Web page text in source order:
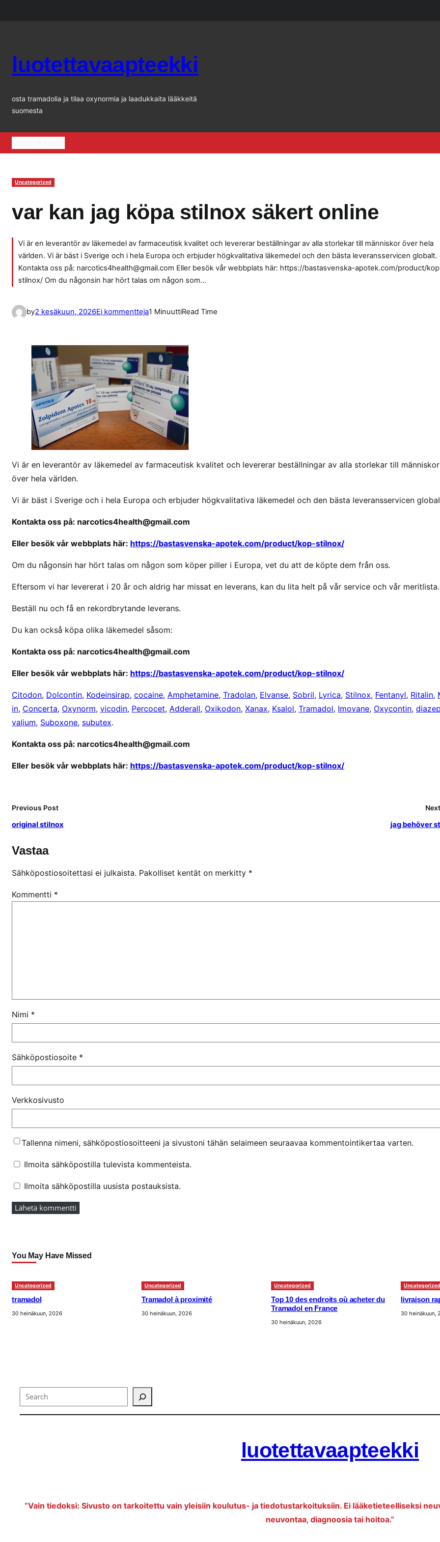
luotettavaapteekki
osta tramadolia ja tilaa oxynormia ja laadukkaita lääkkeitä
suomesta
Uncategorized
var kan jag köpa stilnox säkert online
Vi är en leverantör av läkemedel av farmaceutisk kvalitet och levererar beställningar av alla storlekar till människor över hela
världen. Vi är bäst i Sverige och i hela Europa och erbjuder högkvalitativa läkemedel och den bästa leveransservicen globalt.
Kontakta oss på: narcotics4health@gmail.com Eller besök vår webbplats här: https://bastasvenska-apotek.com/product/
stilnox/ Om du någonsin har hört talas om någon som…
by2 kesäkuun, 2026Ei kommenttejaa
i
e
l
i
i
n
r
j
g
ö
s
i
n
x
s
r
o
1 MinuuttiRead Time
Vi är en leverantör av läkemedel av farmaceutisk kvalitet och levererar beställningar av alla storlekar till människor
över hela världen.
Vi är bäst i Sverige och i hela Europa och erbjuder högkvalitativa läkemedel och den bästa leveransservicen
Kontakta oss på: narcotics4health@gmail.com
Eller besök vår webbplats här: https://bastasvenska-apotek.com/product/kop-stilnox/
Om du någonsin har hört talas om någon som köper piller i Europa, vet du att de köpte dem från oss.
Eftersom vi har levererat i 20 år och aldrig har missat en leverans, kan du lita helt på vår service och vår meritlista.
Beställ nu och få en rekordbrytande leverans.
Du kan också köpa olika läkemedel såsom:
Kontakta oss på: narcotics4health@gmail.com
Eller besök vår webbplats här: https://bastasvenska-apotek.com/product/kop-stilnox/
Citodon, Dolcontin, Kodeinsirap, cocaine, Amphetamine, Tradolan, Elvanse, Sobril, Lyrica, Stilnox, Fentanyl, Ritalin,
in, Concerta, Oxynorm, vicodin, Percocet, Adderall, Oxikodon, Xanax, Ksalol, Tramadol, Imovane, Oxycontin,
valium, Suboxone, subutex.
Kontakta oss på: narcotics4health@gmail.com
Eller besök vår webbplats här: https://bastasvenska-apotek.com/product/kop-stilnox/
Previous Post
original stilnox jag behöver
Vastaa
Sähköpostiosoitettasi ei julkaista. Pakolliset kentät on merkitty *
Kommentti *
Nimi *
Sähköpostiosoite *
Verkkosivusto
Tallenna nimeni, sähköpostiosoitteeni ja sivustoni tähän selaimeen seuraavaa kommentointikertaa varten.
Ilmoita sähköpostilla tulevista kommenteista.
Ilmoita sähköpostilla uusista postauksista.
You May Have Missed
Uncategorized
tramadol
30 heinäkuun, 2026
Uncategorized
Tramadol à proximité
30 heinäkuun, 2026
Uncategorized
Top 10 des endroits où acheter du
Tramadol en France
30 heinäkuun, 2026
Uncategorized
livraison
30 heinäkuun,
Search
luotettavaapteekki
”Vain tiedoksi: Sivusto on tarkoitettu vain yleisiin koulutus- ja tiedotustarkoituksiin. Ei lääketieteelliseksi
neuvontaa, diagnoosia tai hoitoa.”